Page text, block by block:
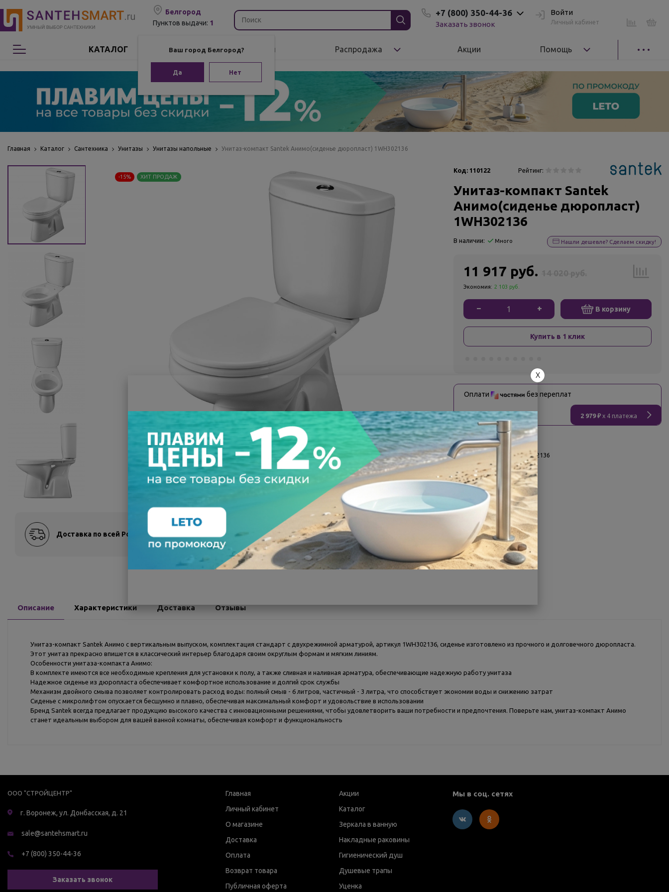
Белгород
Пунктов выдачи: 1
Ваш город Белгород?
Да Нет
+7 (800) 350-44-36
Заказать звонок
Войти
Личный кабинет
КАТАЛОГ
Сантехника
Мебель для ванной
Аксессуары для ванной
Отопление
Комплектующие
Бренды Распродажа Акции Помощь
Главная Каталог Сантехника Унитазы Унитазы напольные Унитаз-компакт Santek Анимо(сиденье дюропласт) 1WH302136
-15% ХИТ ПРОДАЖ
Доставка по всей России Оплата после осмотра Всегда низкие цены
Код: 110122 Рейтинг:
Унитаз-компакт Santek
Анимо(сиденье дюропласт)
1WH302136
В наличии: Много Нашли дешевле? Сделаем скидку!
11 917 руб.
Экономия: 2 103 руб.
− + В корзину
Купить в 1 клик
Оплати без переплат
2 979 ₽x 4 платежа
О товаре
Заводской артикул:
1WH302136
Производитель:
Santek
Гарантия: 5 лет
Страна: Россия
Другие характеристики
Поделиться
Описание Характеристики Доставка Отзывы
Унитаз-компакт Santek Анимо с вертикальным выпуском, комплектация стандарт с двухрежимной арматурой, артикул 1WH302136, сиденье изготовлено из прочного и долговечного дюропласта.
Этот унитаз прекрасно впишется в классический интерьер благодаря своим округлым формам и мягким линиям.
Особенности унитаза-компакта Анимо:
В комплекте имеются все необходимые крепления для установки к полу, а также сливная и наливная арматура, обеспечивающие надежную работу унитаза
Надежное сиденье из дюропласта обеспечивает комфортное использование и долгий срок службы
Механизм двойного смыва позволяет контролировать расход воды: полный смыв - 6 литров, частичный - 3 литра, что способствует экономии воды и снижению затрат
Сиденье с микролифтом опускается бесшумно и плавно, обеспечивая максимальный комфорт и удовольствие в использовании
Бренд Santek всегда предлагает продукцию высокого качества с инновационными решениями, чтобы удовлетворить ваши потребности и предпочтения. Поверьте нам, унитаз-компакт Анимо
станет идеальным выбором для вашей ванной комнаты, обеспечивая комфорт и функциональность
ООО "СТРОЙЦЕНТР"
г. Воронеж, ул. Донбасская, д. 21
sale@santehsmart.ru
+7 (800) 350-44-36
Заказать звонок
Главная
Личный кабинет
О магазине
Доставка
Оплата
Возврат товара
Публичная оферта
Акции
Каталог
Зеркала в ванную
Накладные раковины
Гигиенический душ
Душевые трапы
Уценка
Мы в соц. сетях
X